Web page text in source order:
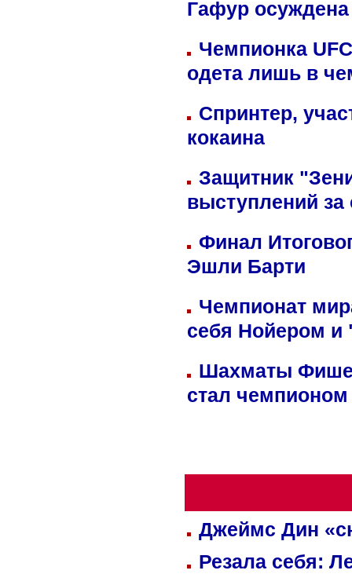
Гафур осуждена
Чемпионка
одета лишь в
Спринтер,
кокаина
Защитник
выступлений
Финал
Эшли Барти
Чемпионат
себя Нойером и
Шахматы
стал
Джеймс Дин
Резала себя: